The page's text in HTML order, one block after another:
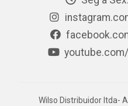
Wilso Distribuidor ltda-